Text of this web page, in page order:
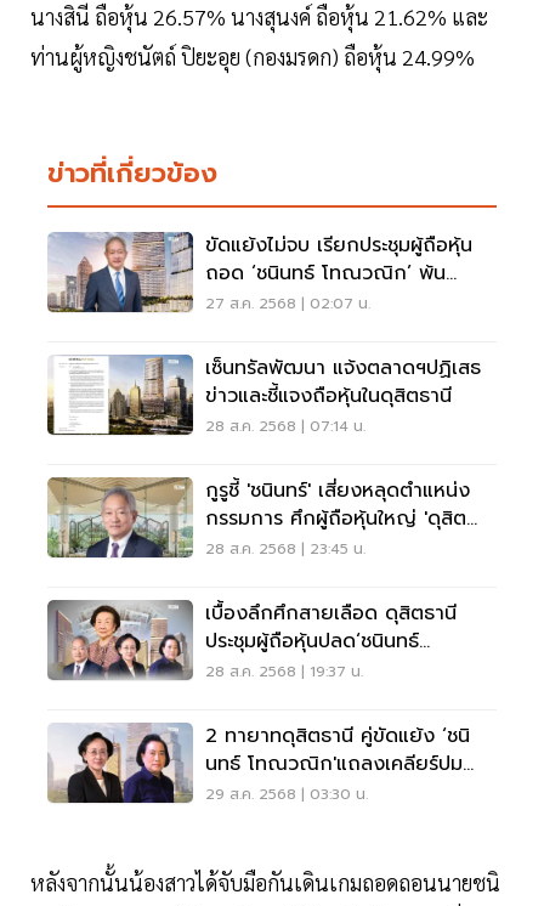
นางสินี ถือหุ้น 26.57% นางสุนงค์ ถือหุ้น 21.62% และ
ท่านผู้หญิงชนัตถ์ ปิยะอุย (กองมรดก) ถือหุ้น 24.99%
ข่าวที่เกี่ยวข้อง
ขัดแย้งไม่จบ เรียกประชุมผู้ถือหุ้น
ถอด ‘ชนินทธ์ โทณวณิก’ พ้น
กรรมการดุสิตธานี
27 ส.ค. 2568 | 02:07 น.
เซ็นทรัลพัฒนา แจ้งตลาดฯปฏิเสธ
ข่าวและชี้แจงถือหุ้นในดุสิตธานี
28 ส.ค. 2568 | 07:14 น.
กูรูชี้ 'ชนินทร์' เสี่ยงหลุดตำแหน่ง
กรรมการ ศึกผู้ถือหุ้นใหญ่ 'ดุสิต
ธานี'
28 ส.ค. 2568 | 23:45 น.
เบื้องลึกศึกสายเลือด ดุสิตธานี
ประชุมผู้ถือหุ้นปลด‘ชนินทธ์
โทณวณิก’ CPN ส่ง 2 ตัวแทนนั่ง
28 ส.ค. 2568 | 19:37 น.
2 ทายาทดุสิตธานี คู่ขัดแย้ง ‘ชนิ
นทธ์ โทณวณิก'แถลงเคลียร์ปม
มรดก โต้ศึกสายเลือด
29 ส.ค. 2568 | 03:30 น.
หลังจากนั้นน้องสาวได้จับมือกันเดินเกมถอดถอนนายชนิ